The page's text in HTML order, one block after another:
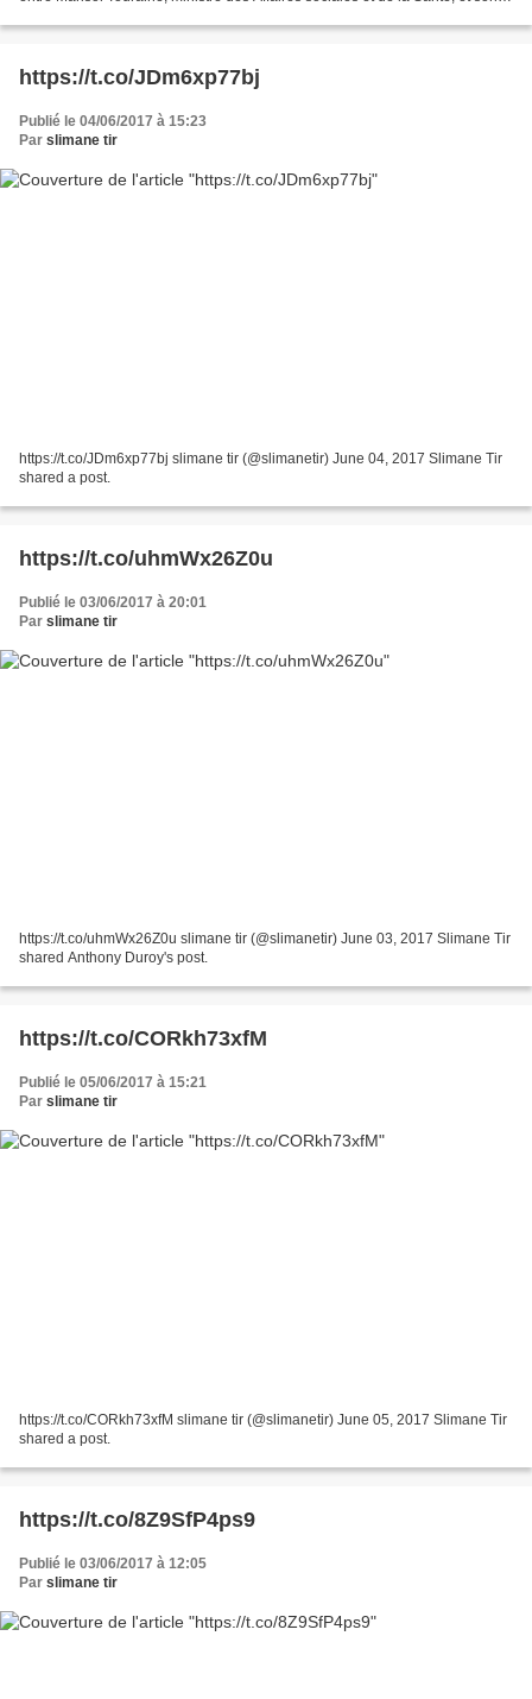
https://t.co/JDm6xp77bj
Publié le 04/06/2017 à 15:23
Par slimane tir
https://t.co/JDm6xp77bj slimane tir (@slimanetir) June 04, 2017 Slimane Tir
shared a post.
https://t.co/uhmWx26Z0u
Publié le 03/06/2017 à 20:01
Par slimane tir
https://t.co/uhmWx26Z0u slimane tir (@slimanetir) June 03, 2017 Slimane Tir
shared Anthony Duroy's post.
https://t.co/CORkh73xfM
Publié le 05/06/2017 à 15:21
Par slimane tir
https://t.co/CORkh73xfM slimane tir (@slimanetir) June 05, 2017 Slimane Tir
shared a post.
https://t.co/8Z9SfP4ps9
Publié le 03/06/2017 à 12:05
Par slimane tir